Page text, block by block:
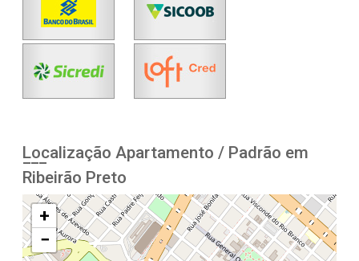
Localização Apartamento / Padrão em
Ribeirão Preto
+
−